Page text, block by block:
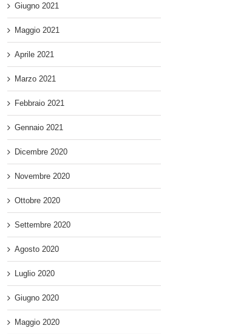
Giugno 2021
Maggio 2021
Aprile 2021
Marzo 2021
Febbraio 2021
Gennaio 2021
Dicembre 2020
Novembre 2020
Ottobre 2020
Settembre 2020
Agosto 2020
Luglio 2020
Giugno 2020
Maggio 2020